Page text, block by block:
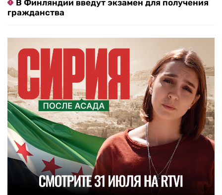
В Финляндии введут экзамен для получения
гражданства